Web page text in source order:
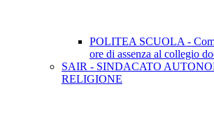
POLITEA SCUOLA -
ore di assenza al collegio
SAIR - SINDACATO
RELIGIONE